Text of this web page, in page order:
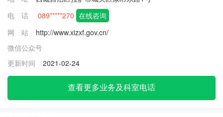
电 话
089*****270 在线咨询
网 站
http://www.xizxf.gov.cn/
微信公众号
更新时间
2021-02-24
查看更多业务及科室电话